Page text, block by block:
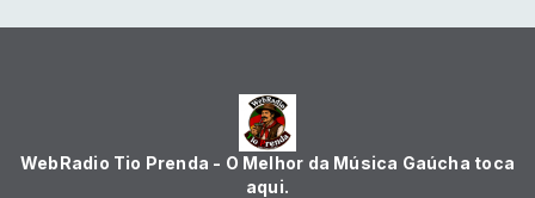
WebRadio Tio Prenda - O Melhor da Música Gaúcha toca
aqui.